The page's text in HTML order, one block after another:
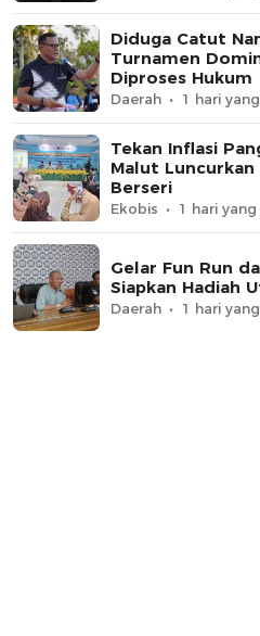
Diduga Catut
Turnamen
Diproses Hukum
Daerah 1 hari
Tekan Inflasi
Malut
Berseri
Ekobis 1 hari
Gelar Fun Run
Siapkan Hadiah
Daerah 1 hari